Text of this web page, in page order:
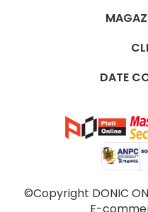
DATE
©Copyright DONIC